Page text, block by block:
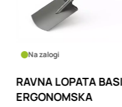
Na zalogi
RAVNA LOPATA BASIC,
ERGONOMSKA